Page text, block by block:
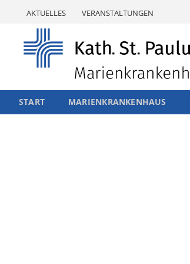
AKTUELLES VERANSTALTUNGEN
START MARIENKRANKENHAUS